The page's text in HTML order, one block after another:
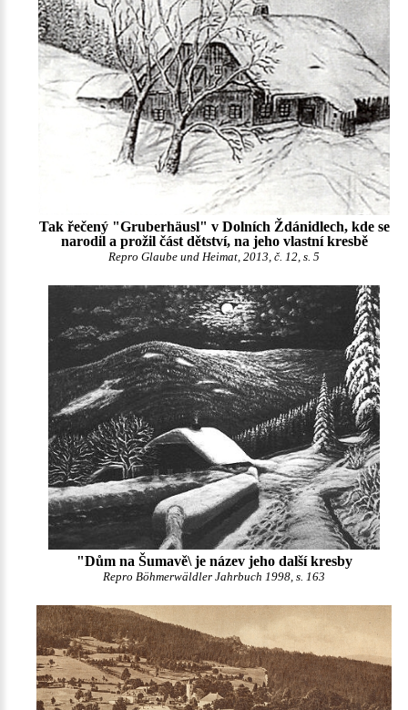
Tak řečený "Gruberhäusl" v Dolních Ždánidlech, kde se
narodil a prožil část dětství, na jeho vlastní kresbě
Repro Glaube und Heimat, 2013, č. 12, s. 5
"Dům na Šumavě\ je název jeho další kresby
Repro Böhmerwäldler Jahrbuch 1998, s. 163